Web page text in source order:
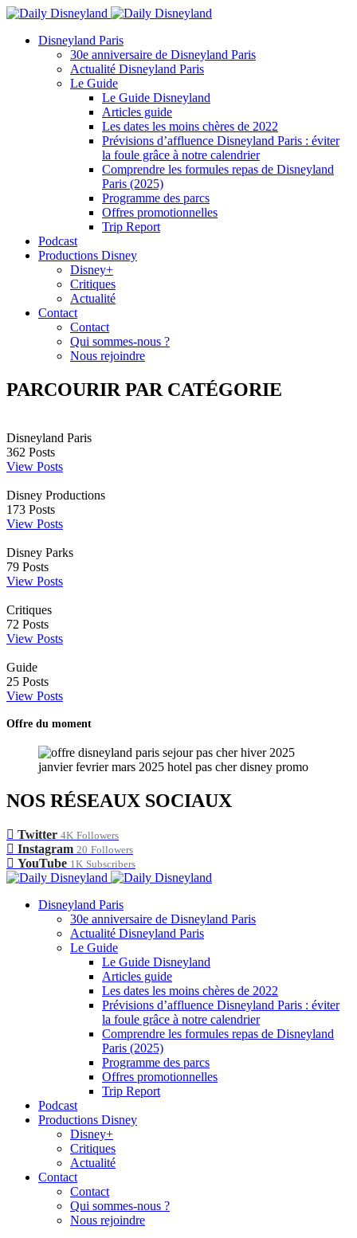
Disneyland Paris
30e anniversaire de Disneyland Paris
Actualité Disneyland Paris
Le Guide
Le Guide Disneyland
Articles guide
Les dates les moins chères de 2022
Prévisions d’affluence Disneyland Paris : éviter
la foule grâce à notre calendrier
Comprendre les formules repas de Disneyland
Paris (2025)
Programme des parcs
Offres promotionnelles
Trip Report
Podcast
Productions Disney
Disney+
Critiques
Actualité
Contact
Contact
Qui sommes-nous ?
Nous rejoindre
PARCOURIR PAR CATÉGORIE
Disneyland Paris
362 Posts
View Posts
Disney Productions
173 Posts
View Posts
Disney Parks
79 Posts
View Posts
Critiques
72 Posts
View Posts
Guide
25 Posts
View Posts
Offre du moment
NOS RÉSEAUX SOCIAUX
Twitter 4K Followers
Instagram 20 Followers
YouTube 1K Subscribers
Disneyland Paris
30e anniversaire de Disneyland Paris
Actualité Disneyland Paris
Le Guide
Le Guide Disneyland
Articles guide
Les dates les moins chères de 2022
Prévisions d’affluence Disneyland Paris : éviter
la foule grâce à notre calendrier
Comprendre les formules repas de Disneyland
Paris (2025)
Programme des parcs
Offres promotionnelles
Trip Report
Podcast
Productions Disney
Disney+
Critiques
Actualité
Contact
Contact
Qui sommes-nous ?
Nous rejoindre